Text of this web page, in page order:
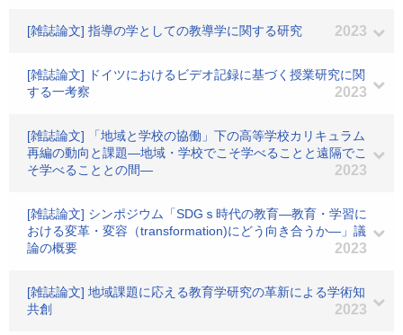
[雑誌論文] 指導の学としての教導学に関する研究 2023
[雑誌論文] ドイツにおけるビデオ記録に基づく授業研究に関
する一考察
2023
[雑誌論文] 「地域と学校の協働」下の高等学校カリキュラム
再編の動向と課題―地域・学校でこそ学べることと遠隔でこ
そ学べることとの間―
2023
[雑誌論文] シンポジウム「SDGｓ時代の教育―教育・学習に
おける変革・変容（transformation)にどう向き合うか―」議
論の概要
2023
[雑誌論文] 地域課題に応える教育学研究の革新による学術知
共創
2023